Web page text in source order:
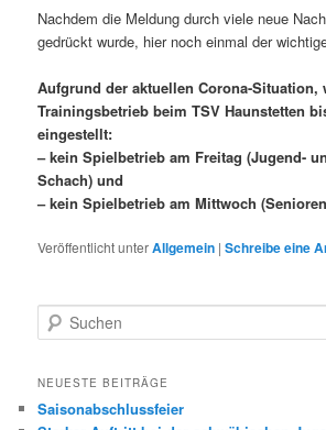
Nachdem die Meldung durch viele neue
gedrückt wurde, hier noch einmal der
Aufgrund der aktuellen Corona-Situation,
Trainingsbetrieb beim TSV Haunstetten
eingestellt:
– kein Spielbetrieb am Freitag (Jugend-
Schach) und
– kein Spielbetrieb am Mittwoch
Veröffentlicht unterAllgemein |Schreibe eine
u
h
n
NEUESTE BEITRÄGE
Saisonabschlussfeier